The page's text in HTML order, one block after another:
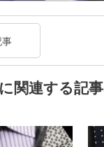
関連する記